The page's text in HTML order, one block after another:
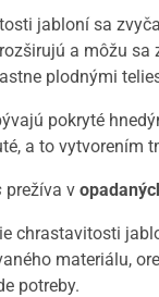
jabloní sa
a môžu
plodnými
pokryté
a to vytvorením
prežíva v
chrastavitosti
materiálu,
potreby.